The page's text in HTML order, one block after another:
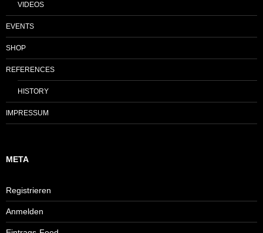
VIDEOS
EVENTS
SHOP
REFERENCES
HISTORY
IMPRESSUM
META
Registrieren
Anmelden